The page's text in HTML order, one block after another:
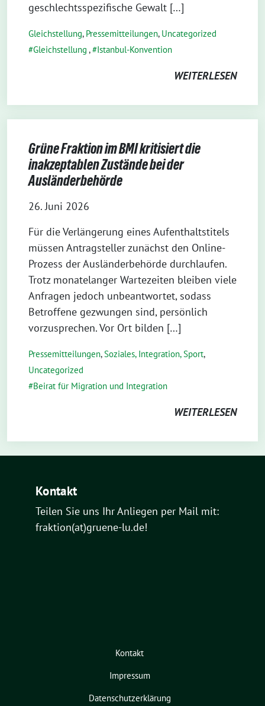
geschlechtsspezifische Gewalt […]
Gleichstellung, Pressemitteilungen, Uncategorized
Gleichstellung , Istanbul-Konvention
WEITERLESEN
Grüne Fraktion im BMI kritisiert die
inakzeptablen Zustände bei der
Ausländerbehörde
26. Juni 2026
Für die Verlängerung eines Aufenthaltstitels
müssen Antragsteller zunächst den Online-
Prozess der Ausländerbehörde durchlaufen.
Trotz monatelanger Wartezeiten bleiben viele
Anfragen jedoch unbeantwortet, sodass
Betroffene gezwungen sind, persönlich
vorzusprechen. Vor Ort bilden […]
Pressemitteilungen,Soziales, Integration, Sport,
Uncategorized
Beirat für Migration und Integration
WEITERLESEN
Kontakt
Teilen Sie uns Ihr Anliegen per Mail mit:
fraktion(at)gruene-lu.de!
Kontakt
Impressum
Datenschutzerklärung